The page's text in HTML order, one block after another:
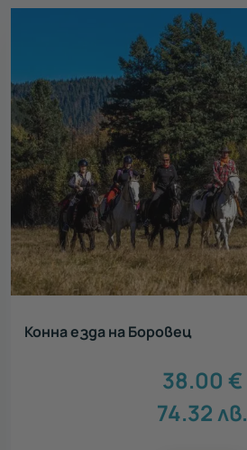
Конна езда на Боровец
38.00 €
74.32лв.